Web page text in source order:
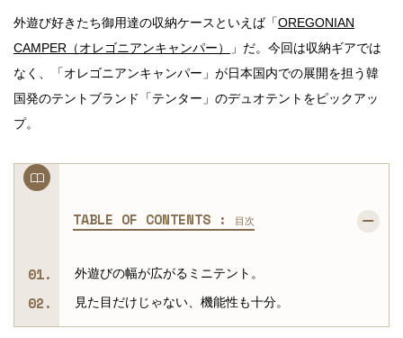
外遊び好きたち御用達の収納ケースといえば「OREGONIAN
CAMPER（オレゴニアンキャンパー）
」だ。今回は収納ギアでは
なく、「オレゴニアンキャンパー」が日本国内での展開を担う韓
国発のテントブランド「テンター」のデュオテントをピックアッ
プ。
TABLE OF CONTENTS : 目次
外遊びの幅が広がるミニテント。
見た目だけじゃない、機能性も十分。